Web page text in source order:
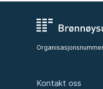
Kontakt oss